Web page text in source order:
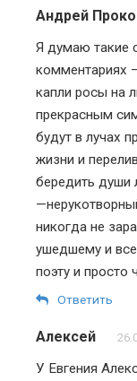
Андрей
Я думаю такие
комментариях
капли росы на
прекрасным
будут в лучах
жизни и
бередить души
никогда не
ушедшему и
поэту и просто
Ответить
Алексей
У Евгения